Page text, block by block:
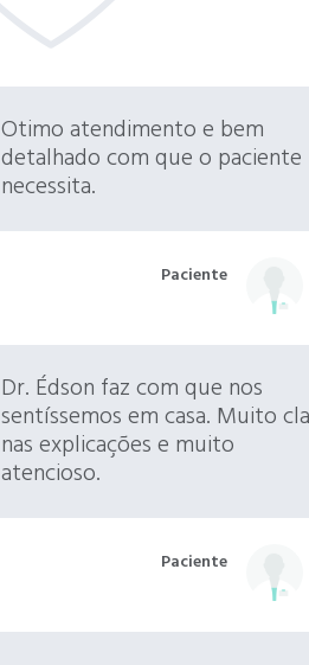
Otimo atendimento e bem
detalhado com que o paciente
necessita.
Paciente
Dr. Édson faz com que nos
sentíssemos em casa. Muito
nas explicações e muito
atencioso.
Paciente